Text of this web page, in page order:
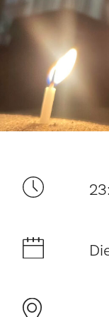
Ditt
Musikk
Historie og